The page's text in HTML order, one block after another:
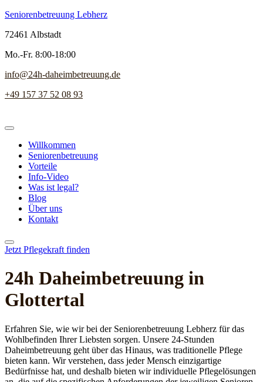
Seniorenbetreuung Lebherz
72461 Albstadt
Mo.-Fr. 8:00-18:00
info@24h-daheimbetreuung.de
+49 157 37 52 08 93
Willkommen
Seniorenbetreuung
Vorteile
Info-Video
Was ist legal?
Blog
Über uns
Kontakt
Jetzt Pflegekraft finden
24h Daheim­betreuung in
Glottertal
Erfahren Sie, wie wir bei der Seniorenbetreuung Lebherz für das
Wohlbefinden Ihrer Liebsten sorgen. Unsere 24-Stunden
Daheimbetreuung geht über das Hinaus, was traditionelle Pflege
bieten kann. Wir verstehen, dass jeder Mensch einzigartige
Bedürfnisse hat, und deshalb bieten wir individuelle Pflegelösungen